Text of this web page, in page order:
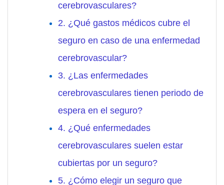
cerebrovasculares?
2. ¿Qué gastos médicos cubre el
seguro en caso de una enfermedad
cerebrovascular?
3. ¿Las enfermedades
cerebrovasculares tienen periodo de
espera en el seguro?
4. ¿Qué enfermedades
cerebrovasculares suelen estar
cubiertas por un seguro?
5. ¿Cómo elegir un seguro que